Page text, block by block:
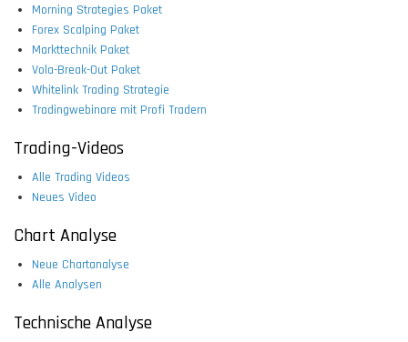
Morning Strategies Paket
Forex Scalping Paket
Markttechnik Paket
Vola-Break-Out Paket
Whitelink Trading Strategie
Tradingwebinare mit Profi Tradern
Trading-Videos
Alle Trading Videos
Neues Video
Chart Analyse
Neue Chartanalyse
Alle Analysen
Technische Analyse